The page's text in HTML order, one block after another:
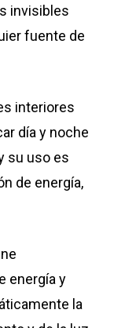
invisibles
fuente de
interiores
día y noche
su uso es
de energía,
energía y
la